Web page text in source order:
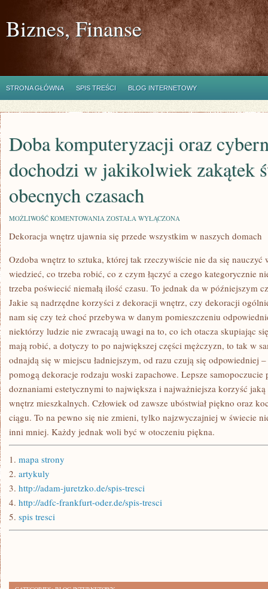
Biznes, Finanse
STRONA GŁÓWNA SPIS TREŚCI BLOG INTERNETOWY
Doba komputeryzacji oraz
dochodzi w jakikolwiek zakątek
obecnych czasach
MOŻLIWOŚĆ KOMENTOWANIA DOBA
ORAZ
CYBERNETYZACJI
W
JAKIKOLWIEK
ZAKĄTEK
ŚWIATA
W
OBECNYCH
CZASACH
ZOSTAŁA WYŁĄCZONA
Dekoracja wnętrz ujawnia się przede wszystkim w naszych domach
Ozdoba wnętrz to sztuka, której tak rzeczywiście nie da się
wiedzieć, co trzeba robić, co z czym łączyć a czego kategorycznie
trzeba poświecić niemałą ilość czasu. To jednak da w późniejszym
Jakie są nadrzędne korzyści z dekoracji wnętrz, czy dekoracji
nam się czy też choć przebywa w danym pomieszczeniu
niektórzy ludzie nie zwracają uwagi na to, co ich otacza skupiając
mają robić, a dotyczy to po największej części mężczyzn, to tak w
odnajdą się w miejscu ładniejszym, od razu czują się odpowiedniej
pomogą dekoracje rodzaju woski zapachowe. Lepsze
doznaniami estetycznymi to największa i najważniejsza korzyść
wnętrz mieszkalnych. Człowiek od zawsze ubóstwiał piękno oraz
ciągu. To na pewno się nie zmieni, tylko najzwyczajniej w świecie
inni mniej. Każdy jednak woli być w otoczeniu piękna.
1. mapa strony
2. artykuly
3. http://adam-juretzko.de/spis-tresci
4. http://adfc-frankfurt-oder.de/spis-tresci
5. spis tresci